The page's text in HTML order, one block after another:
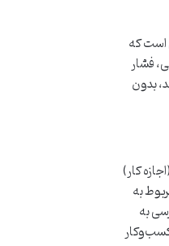
است که
فشار
بدون
کار)
به
به